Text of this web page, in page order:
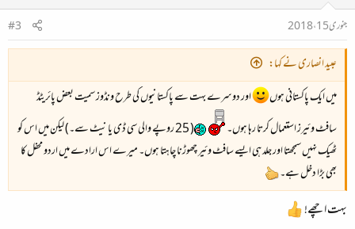
جنوری 15، 2018
#3
عبید انصاری نے کہا:
میں ایک پاکستانی ہوں
اور دوسرے بہت سے پاکستانیوں کی طرح ونڈوز سمیت بعض پائریٹڈ
سافٹ وئیرز استعمال کرتا رہا ہوں۔
( 25 روپے والی سی ڈی یا نیٹ سے۔) لیکن میں اس کو
ٹھیک نہیں سمجھتا اور جلد ہی ایسے سافٹ وئیر چھوڑنا چاہتا ہوں۔ میرے اس ارادے میں اردو محفل کا
بھی بڑا دخل ہے۔
بہت اچھے!